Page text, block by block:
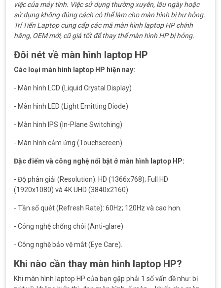
việc của máy tính. Việc sử dụng thường xuyên, lâu ngày hoặc
sử dụng không đúng cách có thể làm cho màn hình bị hư hỏng.
Trí Tiến Laptop cung cấp các mã màn hình laptop HP chính
hãng, OEM mới, cũ giá tốt để thay thế màn hình HP bị hỏng.
Đôi nét về màn hình laptop HP
Các loại màn hình laptop HP hiện nay:
- Màn hình LCD (Liquid Crystal Display)
- Màn hình LED (Light Emitting Diode)
- Màn hình IPS (In-Plane Switching)
- Màn hình cảm ứng (Touchscreen).
Đặc điểm và công nghệ nổi bật ở màn hình laptop HP:
- Độ phân giải (Resolution): HD (1366x768); Full HD
(1920x1080) và 4K UHD (3840x2160).
- Tần số quét (Refresh Rate): 60Hz; 120Hz và cao hơn.
- Công nghệ chống chói (Anti-glare)
- Công nghệ bảo vệ mắt (Eye Care).
Khi nào cần thay màn hình laptop HP?
Khi màn hình laptop HP của bạn gặp phải 1 số vấn đề như: bị